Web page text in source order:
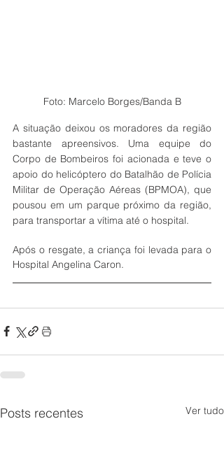
Foto: Marcelo Borges/Banda B
A situação deixou os moradores da região
bastante apreensivos. Uma equipe do
Corpo de Bombeiros foi acionada e teve o
apoio do helicóptero do Batalhão de Polícia
Militar de Operação Aéreas (BPMOA), que
pousou em um parque próximo da região,
para transportar a vítima até o hospital.
Após o resgate, a criança foi levada para o
Hospital Angelina Caron.
Posts recentes Ver tudo